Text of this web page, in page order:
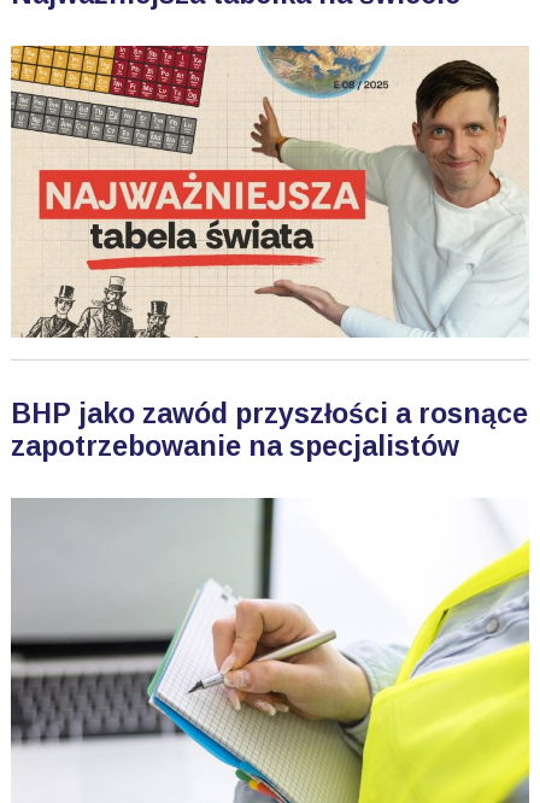
BHP jako zawód przyszłości a rosnące
zapotrzebowanie na specjalistów